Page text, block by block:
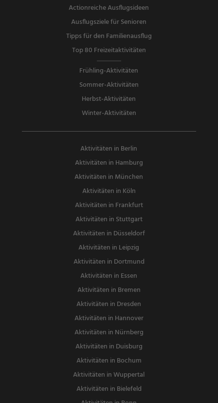
Actionreiche Ausflugsideen
Ausflugsziele für Senioren
Tipps für den Familienausflug
Top 80 Freizeitaktivitäten
Frühling-Aktivitäten
Sommer-Aktivitäten
Herbst-Aktivitäten
Winter-Aktivitäten
Aktivitäten in Berlin
Aktivitäten in Hamburg
Aktivitäten in München
Aktivitäten in Köln
Aktivitäten in Frankfurt
Aktivitäten in Stuttgart
Aktivitäten in Düsseldorf
Aktivitäten in Leipzig
Aktivitäten in Dortmund
Aktivitäten in Essen
Aktivitäten in Bremen
Aktivitäten in Dresden
Aktivitäten in Hannover
Aktivitäten in Nürnberg
Aktivitäten in Duisburg
Aktivitäten in Bochum
Aktivitäten in Wuppertal
Aktivitäten in Bielefeld